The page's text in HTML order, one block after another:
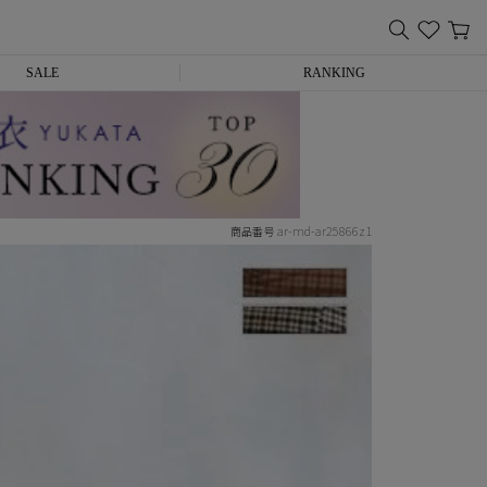
SALE RANKING
商品番号 ar-md-ar25866z1